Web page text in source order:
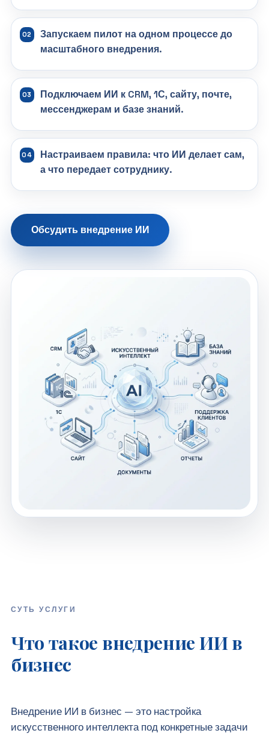
Запускаем пилот на одном процессе до
масштабного внедрения.
Подключаем ИИ к CRM, 1С, сайту, почте,
мессенджерам и базе знаний.
Настраиваем правила: что ИИ делает сам,
а что передает сотруднику.
Обсудить внедрение ИИ
СУТЬ УСЛУГИ
Что такое внедрение ИИ в
бизнес
Внедрение ИИ в бизнес — это настройка
искусственного интеллекта под конкретные задачи